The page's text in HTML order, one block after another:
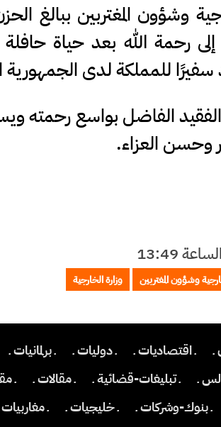
وشؤون المغتربين ببالغ
رحمة الله بعد حياة حافلة
للمملكة لدى الجمهورية
الفاضل بواسع رحمته
وحسن العزاء.
وشؤون المغتربين وزارة الخارجية
ـ ـ اقتصاديات ـ ـ دوليات ـ ـ برلمانيات ـ
ـ
ـ تبليغات-قضائية ـ ـ مقالات ـ ـ
ـ بنوك-وشركات ـ ـ خليجيات ـ ـ مغاربيات